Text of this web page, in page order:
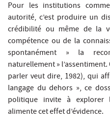
Pour les institutions
autorité, c’est produire un
crédibilité ou même de la
compétence ou de la
spontanément » la
naturellement »
parler veut dire, 1982), qui
langage du dehors », ce
politique invite à explorer
alimente cet effet d’évidence.